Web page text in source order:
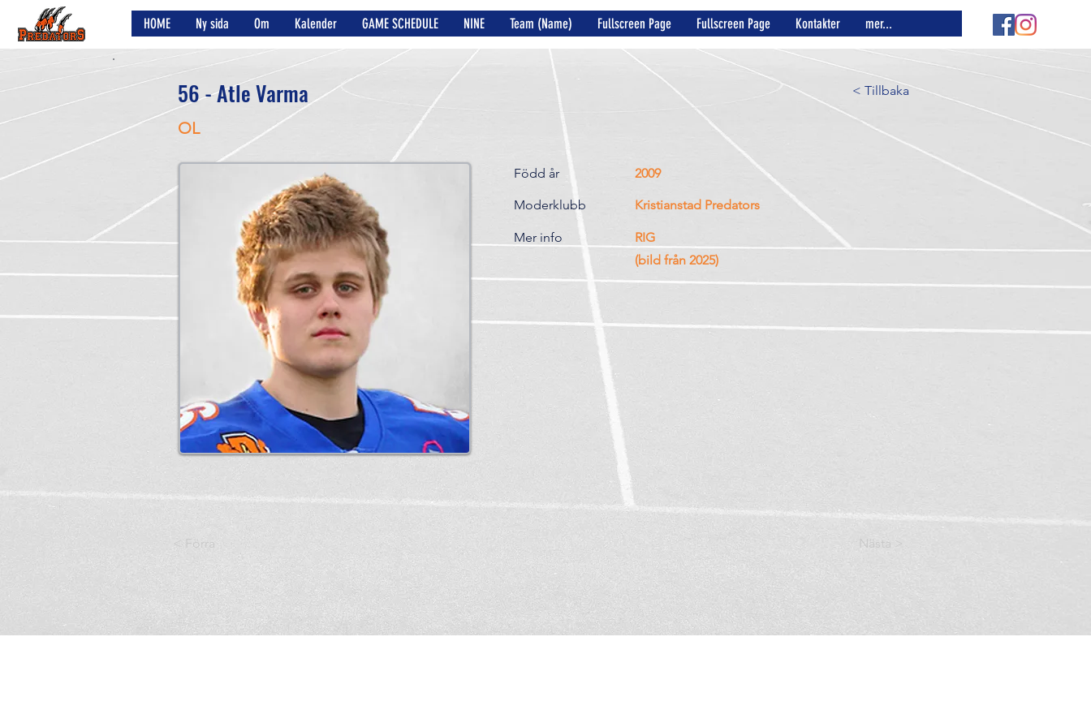
HOME Ny sida Om Kalender GAME SCHEDULE NINE Team (Name) Fullscreen Page Fullscreen Page Kontakter mer...
56 - Atle Varma < Tillbaka
OL
Född år
Moderklubb
Mer info
2009
Kristianstad Predators
RIG
(bild från 2025)
< Förra Nästa >